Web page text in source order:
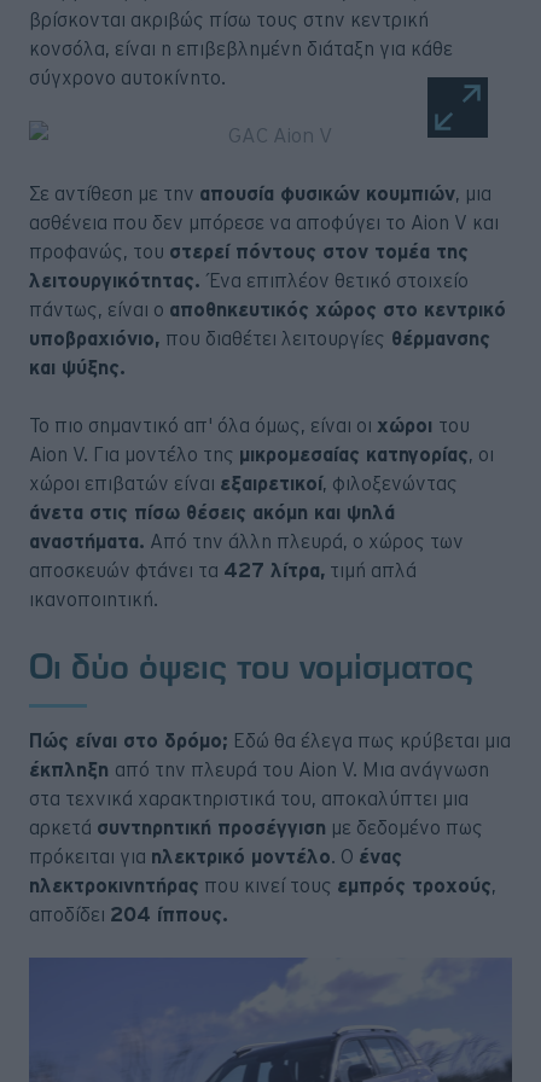
βρίσκονται ακριβώς πίσω τους στην κεντρική
κονσόλα, είναι η επιβεβλημένη διάταξη για κάθε
σύγχρονο αυτοκίνητο.
Σε αντίθεση με την απουσία φυσικών κουμπιών, μια
ασθένεια που δεν μπόρεσε να αποφύγει το Aion V και
προφανώς, του στερεί πόντους στον τομέα της
λειτουργικότητας. Ένα επιπλέον θετικό στοιχείο
πάντως, είναι ο αποθηκευτικός χώρος στο κεντρικό
υποβραχιόνιο, που διαθέτει λειτουργίες θέρμανσης
και ψύξης.
Το πιο σημαντικό απ' όλα όμως, είναι οι χώροι του
Aion V. Για μοντέλο της μικρομεσαίας κατηγορίας, οι
χώροι επιβατών είναι εξαιρετικοί, φιλοξενώντας
άνετα στις πίσω θέσεις ακόμη και ψηλά
αναστήματα. Από την άλλη πλευρά, ο χώρος των
αποσκευών φτάνει τα 427 λίτρα, τιμή απλά
ικανοποιητική.
Οι δύο όψεις του νομίσματος
Πώς είναι στο δρόμο; Εδώ θα έλεγα πως κρύβεται μια
έκπληξη από την πλευρά του Aion V. Μια ανάγνωση
στα τεχνικά χαρακτηριστικά του, αποκαλύπτει μια
αρκετά συντηρητική προσέγγιση με δεδομένο πως
πρόκειται για ηλεκτρικό μοντέλο. Ο ένας
ηλεκτροκινητήρας που κινεί τους εμπρός τροχούς,
αποδίδει 204 ίππους.